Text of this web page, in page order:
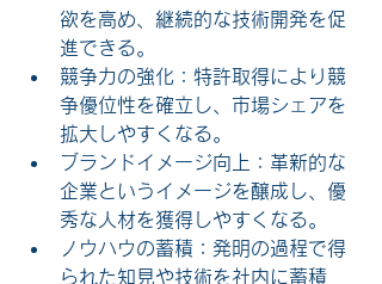
欲を高め、継続的な技術開発を促
進できる。
競争力の強化：特許取得により競
争優位性を確立し、市場シェアを
拡大しやすくなる。
ブランドイメージ向上：革新的な
企業というイメージを醸成し、優
秀な人材を獲得しやすくなる。
ノウハウの蓄積：発明の過程で得
られた知見や技術を社内に蓄積